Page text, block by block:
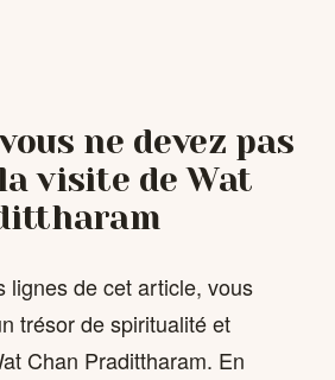
ne devez pas
visite de Wat
lignes de cet article, vous
trésor de spiritualité et
Chan Pradittharam. En